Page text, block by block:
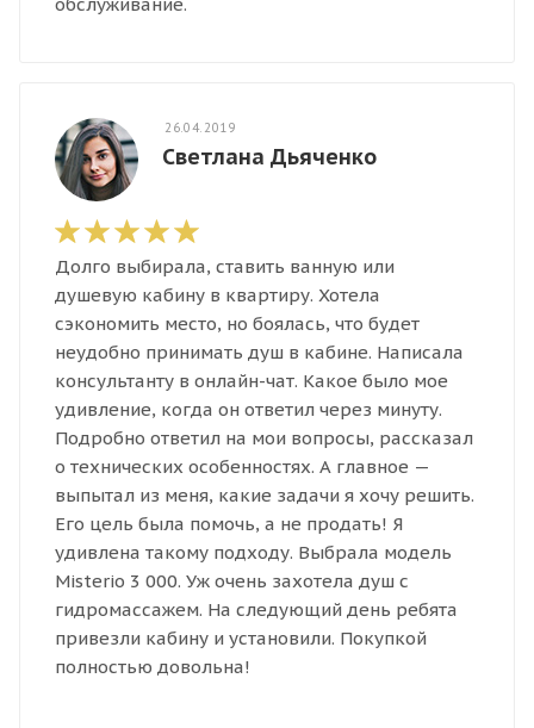
26.04.2019
Светлана Дьяченко
Долго выбирала, ставить ванную или
душевую кабину в квартиру. Хотела
сэкономить место, но боялась, что будет
неудобно принимать душ в кабине. Написала
консультанту в онлайн-чат. Какое было мое
удивление, когда он ответил через минуту.
Подробно ответил на мои вопросы, рассказал
о технических особенностях. А главное —
выпытал из меня, какие задачи я хочу решить.
Его цель была помочь, а не продать! Я
удивлена такому подходу. Выбрала модель
Misterio 3 000. Уж очень захотела душ с
гидромассажем. На следующий день ребята
привезли кабину и установили. Покупкой
полностью довольна!